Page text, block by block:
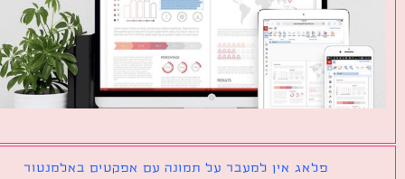
פלאג אין למעבר על תמונה עם אפקטים באלמנטור